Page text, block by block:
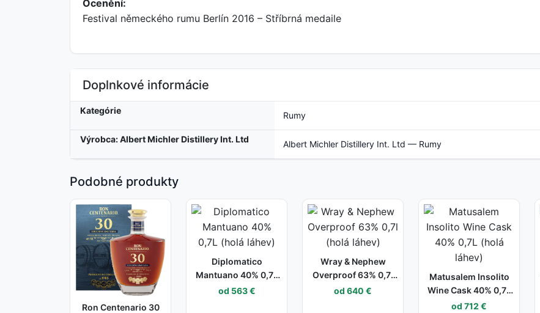
Ocenění:
Festival německého rumu Berlín 2016 – Stříbrná medaile
Doplnkové informácie
Kategórie Rumy
Výrobca: Albert Michler Distillery Int. Ltd Albert Michler Distillery Int. Ltd — Rumy
Podobné produkty
Ron Centenario 30
Diplomatico
Mantuano 40% 0,7L
(holá láhev)
od 563 €
Wray & Nephew
Overproof 63% 0,7l
(holá láhev)
od 640 €
Matusalem Insolito
Wine Cask 40% 0,7L
(holá láhev)
od 712 €